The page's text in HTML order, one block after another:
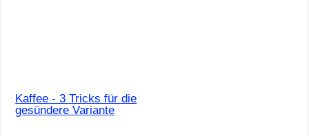
Kaffee - 3 Tricks für die
gesündere Variante